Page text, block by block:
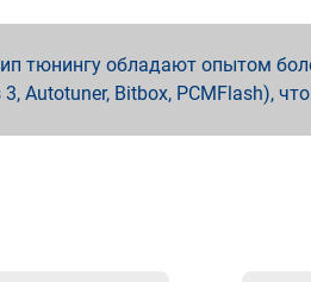
тюнингу обладают опытом
Autotuner, Bitbox, PCMFlash),